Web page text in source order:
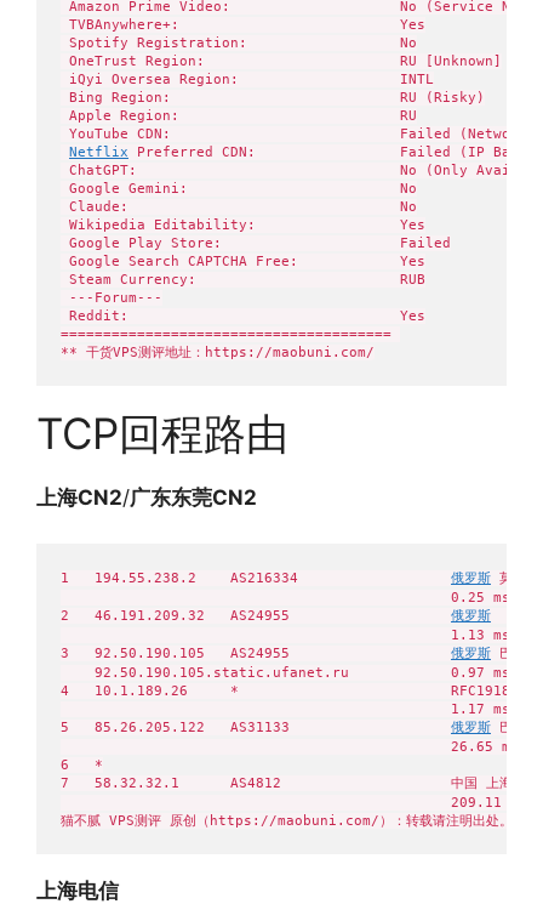
Amazon Prime Video:                    No (Service Not
TVBAnywhere+:                          Yes
Spotify Registration:                  No
OneTrust Region:                       RU [Unknown]
iQyi Oversea Region:                   INTL
Bing Region:                           RU (Risky)
Apple Region:                          RU
YouTube CDN:                           Failed (Network
Netflix Preferred CDN:                 Failed (IP
ChatGPT:                               No (Only Available
Google Gemini:                         No
Claude:                                No
Wikipedia Editability:                 Yes
Google Play Store:                     Failed
Google Search CAPTCHA Free:            Yes
Steam Currency:                        RUB
---Forum---
Reddit:                                Yes
=======================================
** 干货VPS测评地址：https://maobuni.com/
TCP回程路由
上海CN2/广东东莞CN2
1   194.55.238.2    AS216334 俄罗斯 莫
                                              0.25 ms
2   46.191.209.32   AS24955 俄罗斯
                                              1.13 ms
3   92.50.190.105   AS24955 俄罗斯 巴什
    92.50.190.105.static.ufanet.ru            0.97 ms
4   10.1.189.26     *
                                              1.17 ms
5   85.26.205.122   AS31133 俄罗斯 巴什
                                              26.65 ms
6   *
7   58.32.32.1      AS4812                    中国 上海  长宁
                                              209.11 ms
猫不腻 VPS测评 原创（https://maobuni.com/）：转载请注明出处。
上海电信